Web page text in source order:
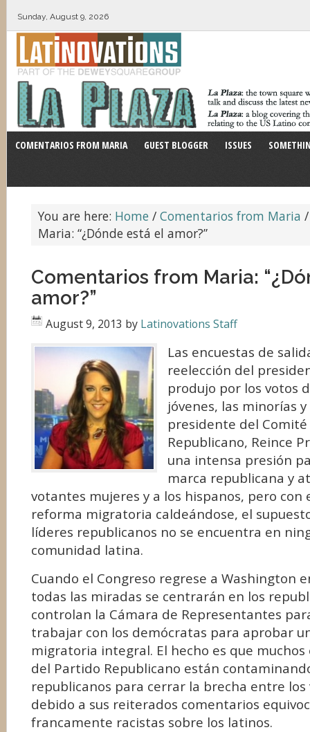
Sunday, August 9, 2026
COMENTARIOS FROM MARIA GUEST BLOGGER ISSUES
You are here: Home / Comentarios from Maria /
Maria: “¿Dónde está el amor?”
Comentarios from Maria:
amor?”
August 9, 2013 by Latinovations Staff
Las encuestas de
reelección del
produjo por los votos
jóvenes, las minorías
presidente del
Republicano, Reince
una intensa presión
marca republicana y
votantes mujeres y a los hispanos, pero con
reforma migratoria caldeándose, el
líderes republicanos no se encuentra en
comunidad latina.
Cuando el Congreso regrese a Washington
todas las miradas se centrarán en los
controlan la Cámara de Representantes
trabajar con los demócratas para aprobar
migratoria integral. El hecho es que
del Partido Republicano están
republicanos para cerrar la brecha entre
debido a sus reiterados comentarios
francamente racistas sobre los latinos.